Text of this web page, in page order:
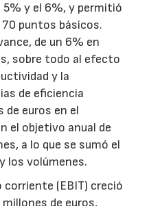
5% y el 6%, y permitió
puntos básicos.
de un 6% en
sobre todo al efecto
y la
de eficiencia
de euros en el
el objetivo anual de
a lo que se sumó el
los volúmenes.
(EBIT) creció
de euros,